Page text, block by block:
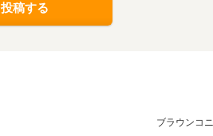
投稿する
ブラウンコ